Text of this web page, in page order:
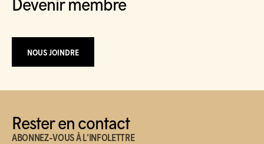
NOUS JOINDRE
Rester en contact
ABONNEZ-VOUS À L'INFOLETTRE